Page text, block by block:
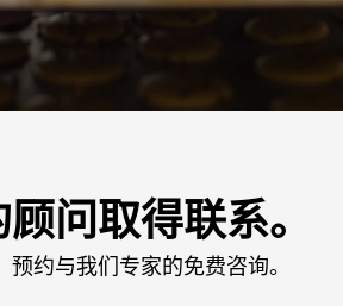
问取得联系。
预约与我们专家的免费咨询。